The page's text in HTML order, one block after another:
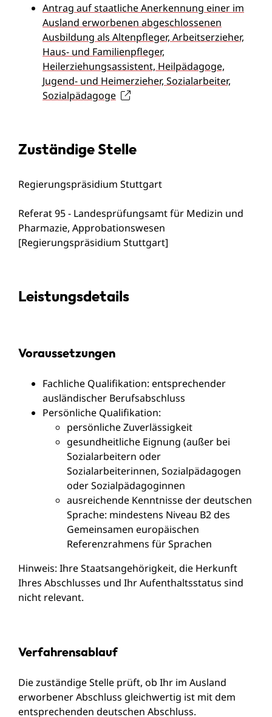
Antrag auf staatliche Anerkennung einer im
Ausland erworbenen abgeschlossenen
Ausbildung als Altenpfleger, Arbeitserzieher,
Haus- und Familienpfleger,
Heilerziehungsassistent, Heilpädagoge,
Jugend- und Heimerzieher, Sozialarbeiter,
Sozialpädagoge
Zuständige Stelle
Regierungspräsidium Stuttgart
Referat 95 - Landesprüfungsamt für Medizin und
Pharmazie, Approbationswesen
[Regierungspräsidium Stuttgart]
Leistungsdetails
Voraussetzungen
Fachliche Qualifikation: entsprechender
ausländischer Berufsabschluss
Persönliche Qualifikation:
persönliche Zuverlässigkeit
gesundheitliche Eignung (außer bei
Sozialarbeitern oder
Sozialarbeiterinnen, Sozialpädagogen
oder Sozialpädagoginnen
ausreichende Kenntnisse der deutschen
Sprache: mindestens Niveau B2 des
Gemeinsamen europäischen
Referenzrahmens für Sprachen
Hinweis: Ihre Staatsangehörigkeit, die Herkunft
Ihres Abschlusses und Ihr Aufenthaltsstatus sind
nicht relevant.
Verfahrensablauf
Die zuständige Stelle prüft, ob Ihr im Ausland
erworbener Abschluss gleichwertig ist mit dem
entsprechenden deutschen Abschluss.